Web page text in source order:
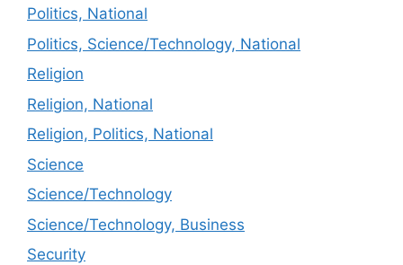
Politics, National
Politics, Science/Technology, National
Religion
Religion, National
Religion, Politics, National
Science
Science/Technology
Science/Technology, Business
Security